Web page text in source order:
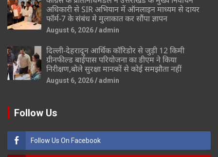
अधिकारी से SIR अभियान में ऑनलाइन माध्यम से दायर
फॉर्म-7 के संबंध मे मुलाकात कर सौंपा ज्ञापन
August 6, 2026 admin
दिल्ली-देहरादून आर्थिक कॉरिडोर से जुड़ी 12 किमी
ग्रीनफील्ड बाईपास परियोजना का डीएम ने किया
निरीक्षण,बोले सुरक्षा मानकों से कोई समझौता नहीं
August 6, 2026 admin
Follow Us
Follow Us On Facebook